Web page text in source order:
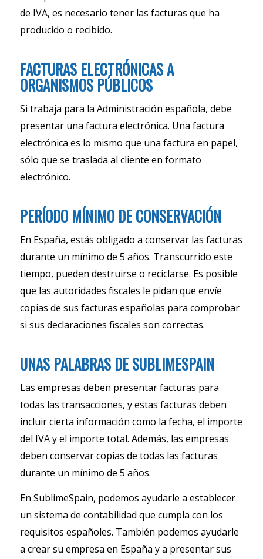
de IVA, es necesario tener las facturas que ha
producido o recibido.
FACTURAS ELECTRÓNICAS A
ORGANISMOS PÚBLICOS
Si trabaja para la Administración española, debe
presentar una factura electrónica. Una factura
electrónica es lo mismo que una factura en papel,
sólo que se traslada al cliente en formato
electrónico.
PERÍODO MÍNIMO DE CONSERVACIÓN
En España, estás obligado a conservar las facturas
durante un mínimo de 5 años. Transcurrido este
tiempo, pueden destruirse o reciclarse. Es posible
que las autoridades fiscales le pidan que envíe
copias de sus facturas españolas para comprobar
si sus declaraciones fiscales son correctas.
UNAS PALABRAS DE SUBLIMESPAIN
Las empresas deben presentar facturas para
todas las transacciones, y estas facturas deben
incluir cierta información como la fecha, el importe
del IVA y el importe total. Además, las empresas
deben conservar copias de todas las facturas
durante un mínimo de 5 años.
En SublimeSpain, podemos ayudarle a establecer
un sistema de contabilidad que cumpla con los
requisitos españoles. También podemos ayudarle
a crear su empresa en España y a presentar sus